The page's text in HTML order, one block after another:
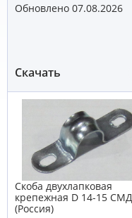
Обновлено 07.08.2026
Скачать
Скоба двухлапковая
крепежная D 14-15 СМД
(Россия)